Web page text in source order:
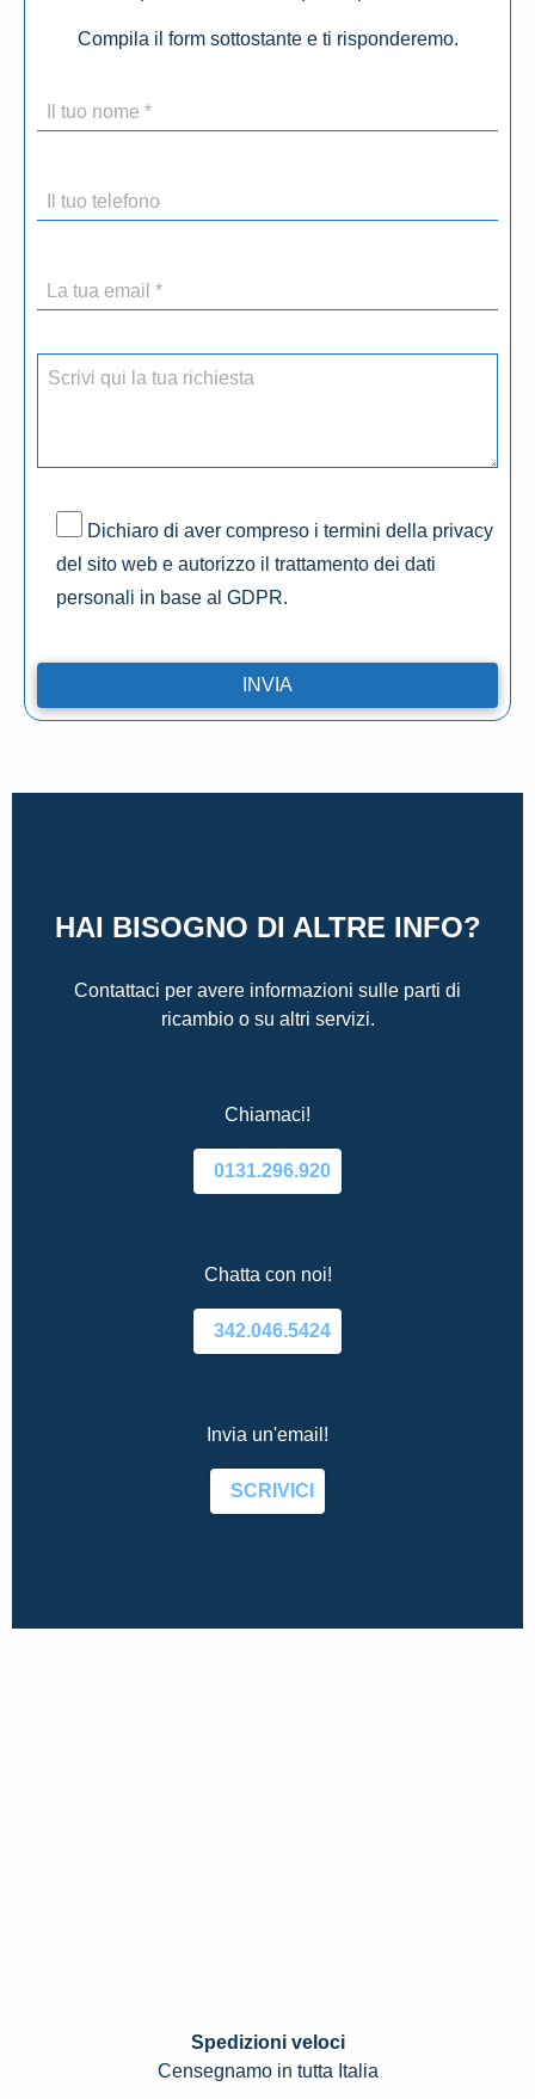
Compila il form sottostante e ti risponderemo.
Dichiaro di aver compreso i termini della privacy
del sito web e autorizzo il trattamento dei dati
personali in base al GDPR.
HAI BISOGNO DI ALTRE INFO?
Contattaci per avere informazioni sulle parti di
ricambio o su altri servizi.
Chiamaci!
0131.296.920
Chatta con noi!
342.046.5424
Invia un'email!
SCRIVICI
Spedizioni veloci
Censegnamo in tutta Italia